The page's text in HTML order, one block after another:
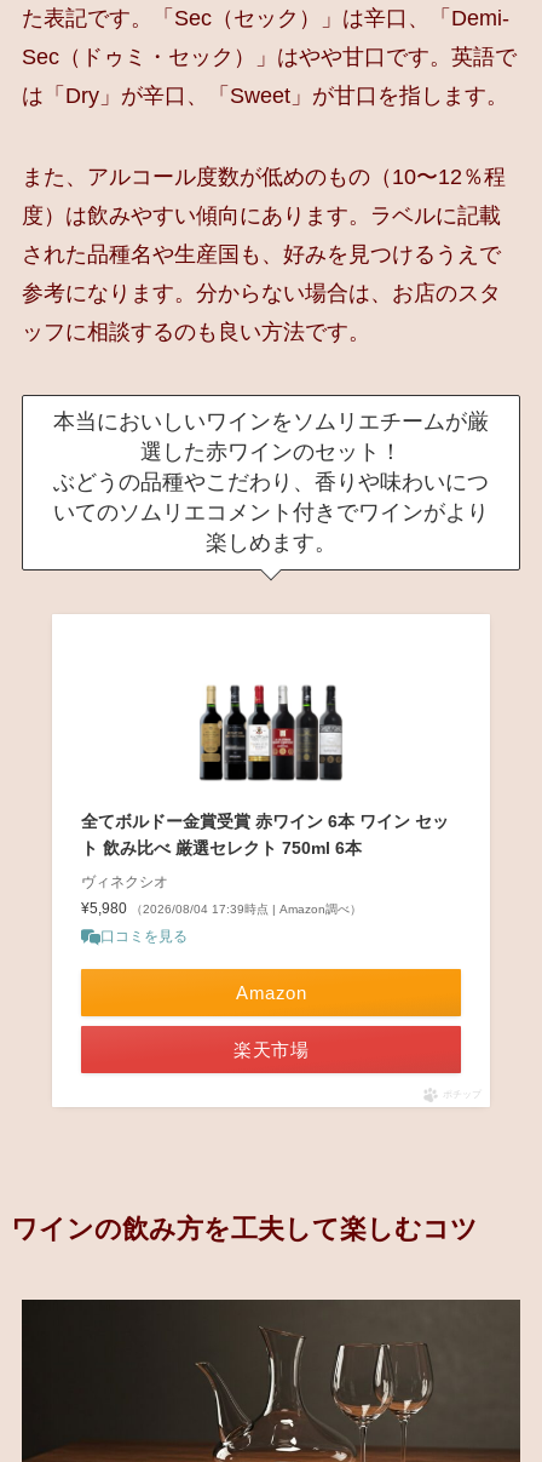
た表記です。「Sec（セック）」は辛口、「Demi-
Sec（ドゥミ・セック）」はやや甘口です。英語で
は「Dry」が辛口、「Sweet」が甘口を指します。
また、アルコール度数が低めのもの（10〜12％程
度）は飲みやすい傾向にあります。ラベルに記載
された品種名や生産国も、好みを見つけるうえで
参考になります。分からない場合は、お店のスタ
ッフに相談するのも良い方法です。
本当においしいワインをソムリエチームが厳
選した赤ワインのセット！
ぶどうの品種やこだわり、香りや味わいにつ
いてのソムリエコメント付きでワインがより
楽しめます。
全てボルドー金賞受賞 赤ワイン 6本 ワイン セッ
ト 飲み比べ 厳選セレクト 750ml 6本
ヴィネクシオ
¥5,980
（2026/08/04 17:39時点 | Amazon調べ）
口コミを見る
Amazon
楽天市場
ポチップ
ワインの飲み方を工夫して楽しむコツ